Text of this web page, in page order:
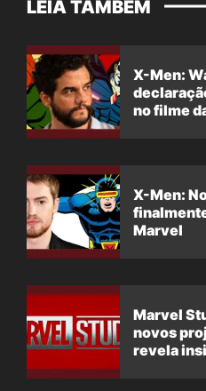
LEIA TAMBÉM
X-Men:
no filme
X-Men:
Marvel
Marvel
novos
revela